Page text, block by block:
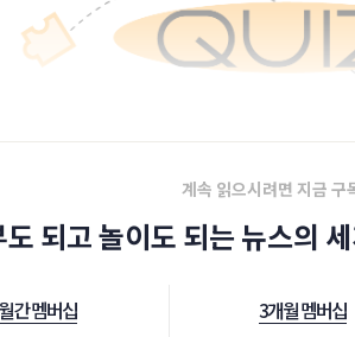
계속 읽으시려면 지금 구
되고 놀이도 되는 뉴스의
월간 멤버십 3개월 멤버십